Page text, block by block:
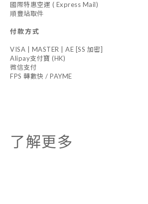
國際特惠空運 ( Express Mail)
順豐站取件
付款方式
VISA | MASTER | AE [SS 加密]
Alipay支付寶 (HK)
微信支付
FPS 轉數快 / PAYME
了解更多